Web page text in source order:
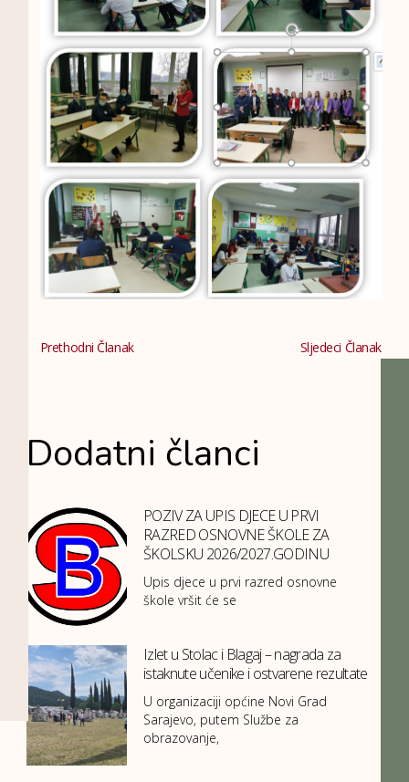
Prethodni Članak Sljedeci Članak
Dodatni članci
POZIV ZA UPIS DJECE U PRVI
RAZRED OSNOVNE ŠKOLE ZA
ŠKOLSKU 2026/2027.GODINU
Upis djece u prvi razred osnovne
škole vršit će se
Izlet u Stolac i Blagaj – nagrada za
istaknute učenike i ostvarene rezultate
U organizaciji općine Novi Grad
Sarajevo, putem Službe za
obrazovanje,